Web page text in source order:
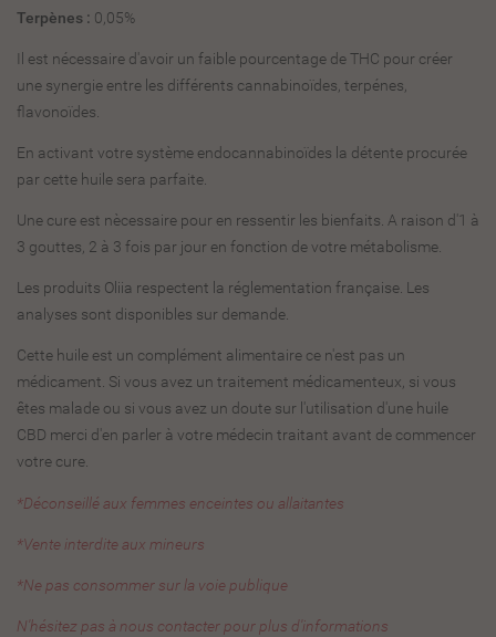
Terpènes : 0,05%
Il est nécessaire d'avoir un faible pourcentage de THC pour créer
une synergie entre les différents cannabinoïdes, terpénes,
flavonoïdes.
En activant votre système endocannabinoïdes la détente procurée
par cette huile sera parfaite.
Une cure est nècessaire pour en ressentir les bienfaits. A raison d'1 à
3 gouttes, 2 à 3 fois par jour en fonction de votre métabolisme.
Les produits Oliia respectent la réglementation française. Les
analyses sont disponibles sur demande.
Cette huile est un complément alimentaire ce n'est pas un
médicament. Si vous avez un traitement médicamenteux, si vous
êtes malade ou si vous avez un doute sur l'utilisation d'une huile
CBD merci d'en parler à votre médecin traitant avant de commencer
votre cure.
*Déconseillé aux femmes enceintes ou allaitantes
*Vente interdite aux mineurs
*Ne pas consommer sur la voie publique
N'hésitez pas à nous contacter pour plus d'informations